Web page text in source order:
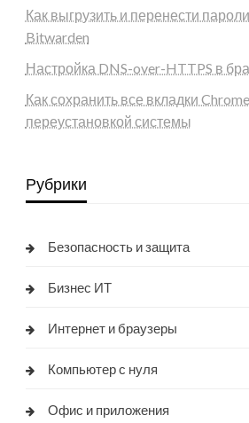
Как выгрузить и перенести
Bitwarden
Настройка DNS-over-HTTPS в
Как сохранить все вкладки
переустановкой системы
Рубрики
Безопасность и защита
Бизнес ИТ
Интернет и браузеры
Компьютер с нуля
Офис и приложения